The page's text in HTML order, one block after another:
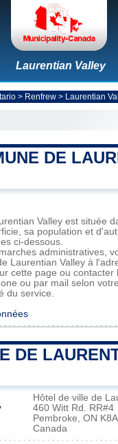
Laurentian Valley
> Renfrew> Laurentian
DE
Valley est située
sa population et
ci-dessous.
administratives,
Laurentian Valley à
cette page ou contacter
ou par mail selon
du service.
DE
Hôtel de ville de
460 Witt Rd. RR#4
Pembroke, ON
Canada